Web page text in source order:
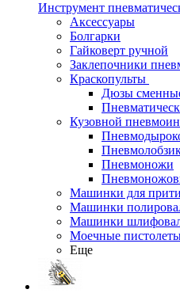
Инструмент
Аксессуары
Болгарки
Гайковерт ручной
Заклепочники
Краскопульты
Дюзы
Кузовной
Пневмоножи
Машинки для
Машинки
Машинки
Моечные
Еще